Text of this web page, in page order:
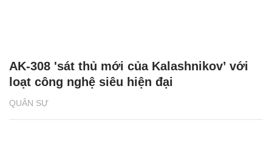
QUÂN SỰ
AK-308 'sát thủ mới của Kalashnikov’ với
loạt công nghệ siêu hiện đại